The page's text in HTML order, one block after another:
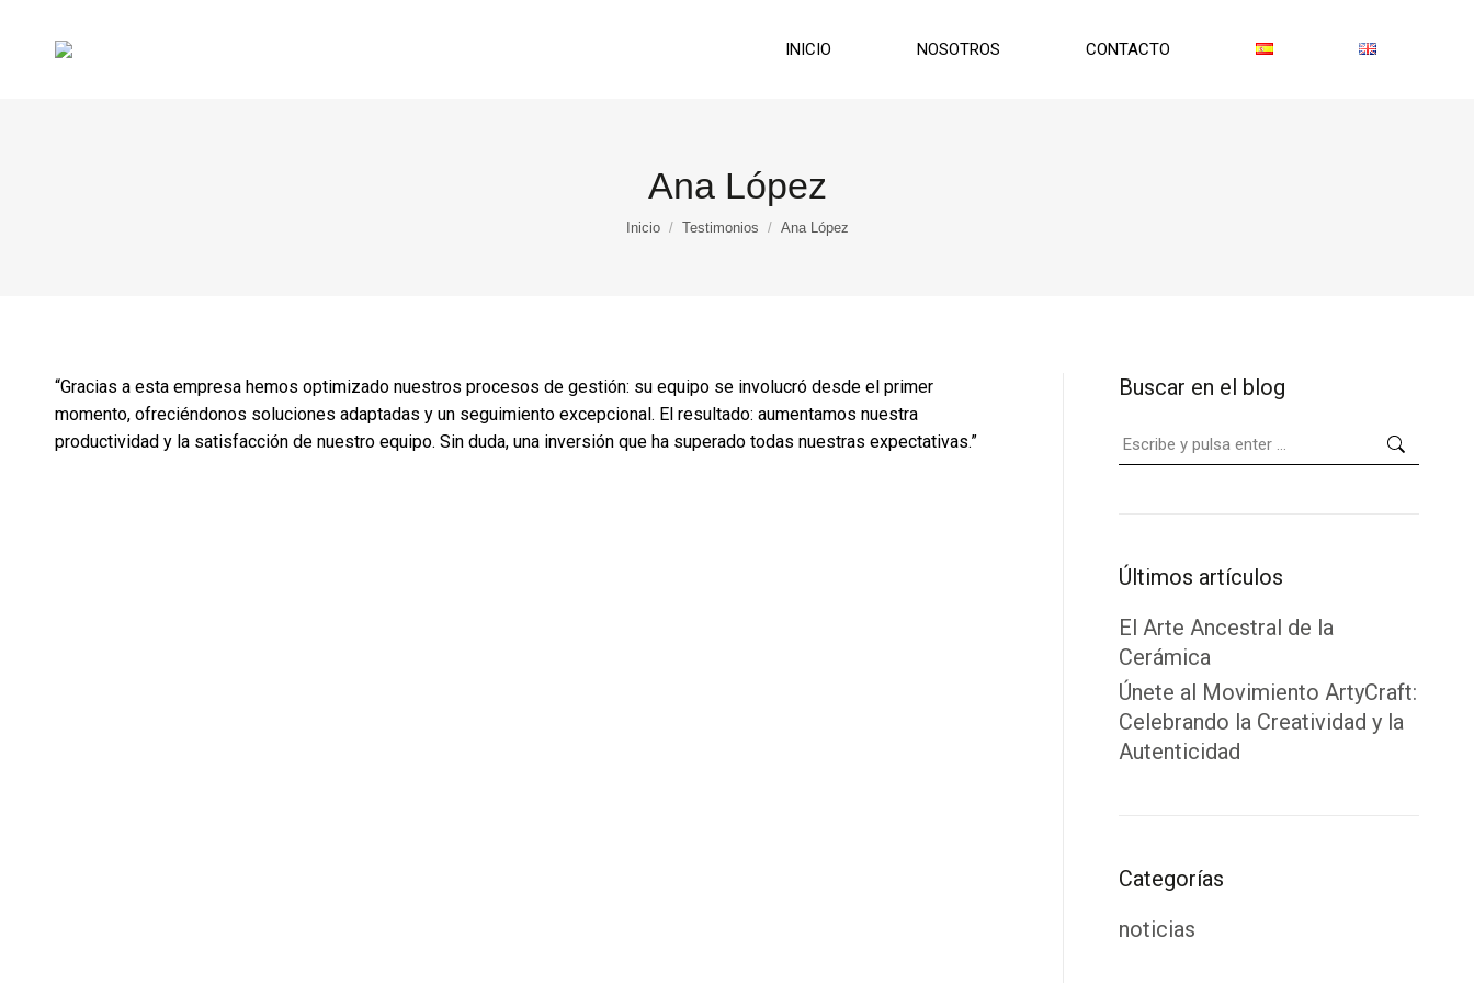
INICIO NOSOTROS CONTACTO
Ana López
Estás aquí:
Inicio Testimonios Ana López
“Gracias a esta empresa hemos optimizado nuestros procesos de gestión: su equipo se involucró desde el primer
momento, ofreciéndonos soluciones adaptadas y un seguimiento excepcional. El resultado: aumentamos nuestra
productividad y la satisfacción de nuestro equipo. Sin duda, una inversión que ha superado todas nuestras expectativas.”
Buscar en el blog
Buscar:
Últimos artículos
El Arte Ancestral de la
Cerámica
Únete al Movimiento ArtyCraft:
Celebrando la Creatividad y la
Autenticidad
Categorías
noticias